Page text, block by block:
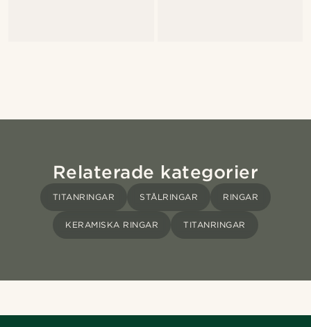
Relaterade kategorier
TITANRINGAR STÅLRINGAR RINGAR
KERAMISKA RINGAR TITANRINGAR